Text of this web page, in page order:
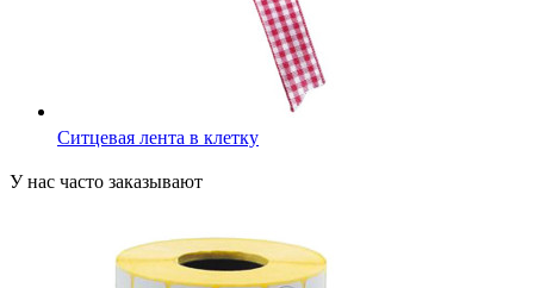
Ситцевая лента в клетку
У нас часто заказывают